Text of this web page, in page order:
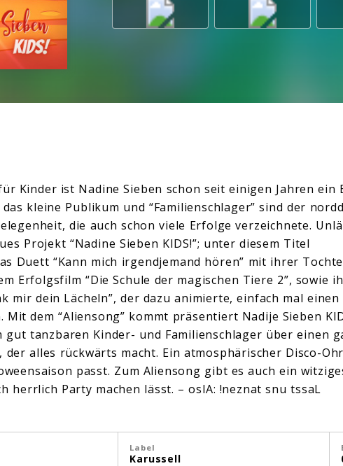
Kinder ist Nadine Sieben schon seit einigen Jahren ein
kleine Publikum und “Familienschlager” sind der
die auch schon viele Erfolge verzeichnete.
Projekt “Nadine Sieben KIDS!”; unter diesem Titel
Duett “Kann mich irgendjemand hören” mit ihrer
Erfolgsfilm “Die Schule der magischen Tiere 2”, sowie
mir dein Lächeln”, der dazu animierte, einfach mal einen
Mit dem “Aliensong” kommt präsentiert Nadije Sieben
gut tanzbaren Kinder- und Familienschlager über einen
alles rückwärts macht. Ein atmosphärischer Disco-
passt. Zum Aliensong gibt es auch ein
herrlich Party machen lässt. – oslA: !neznat snu tssaL
Label
Karussell